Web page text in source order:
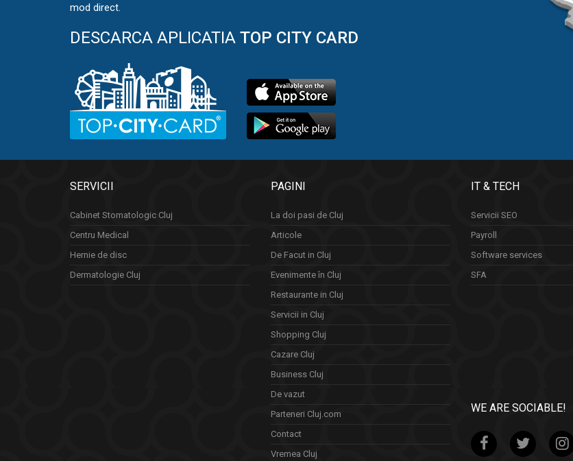
mod direct.
DESCARCA APLICATIA TOP CITY CARD
SERVICII
Cabinet Stomatologic Cluj
Centru Medical
Hernie de disc
Dermatologie Cluj
PAGINI
La doi pasi de Cluj
Articole
De Facut in Cluj
Evenimente în Cluj
Restaurante in Cluj
Servicii in Cluj
Shopping Cluj
Cazare Cluj
Business Cluj
De vazut
Parteneri Cluj.com
Contact
Vremea Cluj
IT & TECH
Servicii SEO
Payroll
Software services
SFA
WE ARE SOCIABLE!